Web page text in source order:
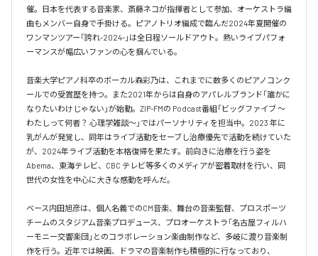
催。日本を代表する音楽家、斎藤ネコが指揮者として参加、オーケストラ編
曲もメンバー自身で手掛ける。ピアノトリオ編成で臨んだ2024年夏開催の
ワンマンツアー「誇れ-2024-」は全日程ソールドアウト。熱いライブパフォ
ーマンスが幅広いファンの心を掴んでいる。
音楽大学ピアノ科卒のボーカル森彩乃は、これまでに数多くのピアノコンク
ールでの受賞歴を持つ。また2021年からは自身のアパレルブランド「誰かに
なりたいわけじゃない」が始動。ZIP-FMの Podcast番組「ビッグファイブ 〜
わたしって何者？ 心理学雑談〜」ではパーソナリティを担当中。2023 年に
乳がんが発覚し、同年はライブ活動をセーブし治療優先で活動を続けていた
が、2024年ライブ活動を本格復帰を果たす。前向きに治療を行う姿を
Abema、東海テレビ、CBC テレビ等多くのメディアが密着取材を行い、同
世代の女性を中心に大きな感動を呼んだ。
ベース内田旭彦は、個人名義でのCM音楽、舞台の音楽監督、プロスポーツ
チームのスタジアム音楽プロデュース、プロオーケストラ「名古屋フィルハ
ーモニー交響楽団」とのコラボレーション楽曲制作など、多岐に渡り音楽制
作を行う。近年では映画、ドラマの音楽制作も積極的に行なっており、